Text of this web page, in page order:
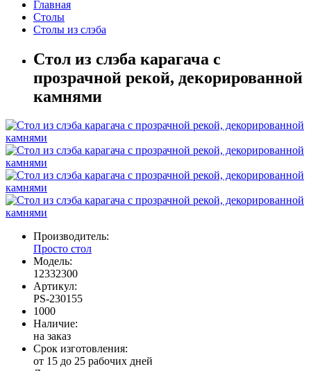
Главная
Столы
Столы из слэба
Стол из слэба карагача с
прозрачной рекой, декорированной
камнями
Производитель:
Просто стол
Модель:
12332300
Артикул:
PS-230155
1000
Наличие:
на заказ
Срок изготовления:
от 15 до 25 рабочих дней